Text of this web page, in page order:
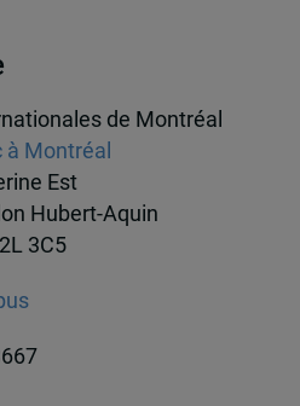
de Montréal
à Montréal
Est
Hubert-Aquin
3C5